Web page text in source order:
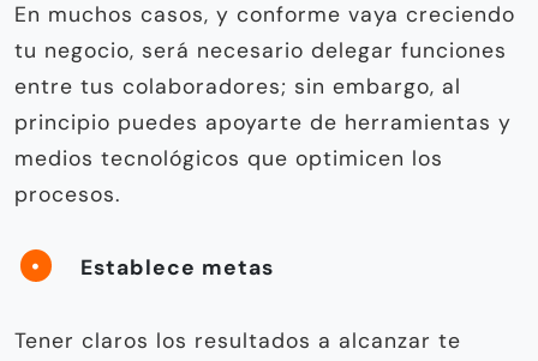
En muchos casos, y conforme vaya creciendo
tu negocio, será necesario delegar funciones
entre tus colaboradores; sin embargo, al
principio puedes apoyarte de herramientas y
medios tecnológicos que optimicen los
procesos.
Establece metas
Tener claros los resultados a alcanzar te